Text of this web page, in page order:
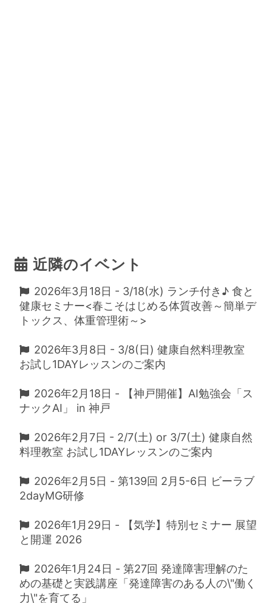
近隣のイベント
2026年3月18日 - 3/18(水) ランチ付き♪ 食と
健康セミナー<春こそはじめる体質改善～簡単デ
トックス、体重管理術～>
2026年3月8日 - 3/8(日) 健康自然料理教室
お試し1DAYレッスンのご案内
2026年2月18日 - 【神戸開催】AI勉強会「ス
ナックAI」 in 神戸
2026年2月7日 - 2/7(土) or 3/7(土) 健康自然
料理教室 お試し1DAYレッスンのご案内
2026年2月5日 - 第139回 2月5-6日 ビーラブ
2dayMG研修
2026年1月29日 - 【気学】特別セミナー 展望
と開運 2026
2026年1月24日 - 第27回 発達障害理解のた
めの基礎と実践講座「発達障害のある人の\"働く
力\"を育てる」